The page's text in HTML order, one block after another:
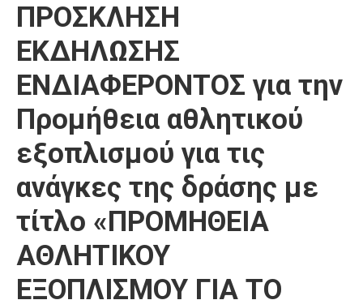
Επικοινωνία
ΠΡΟΣΚΛΗΣΗ
ΕΚΔΗΛΩΣΗΣ
ΕΝΔΙΑΦΕΡΟΝΤΟΣ για την
Προμήθεια αθλητικού
εξοπλισμού για τις
ανάγκες της δράσης με
τίτλο «ΠΡΟΜΗΘΕΙΑ
ΑΘΛΗΤΙΚΟΥ
ΕΞΟΠΛΙΣΜΟΥ ΓΙΑ ΤΟ